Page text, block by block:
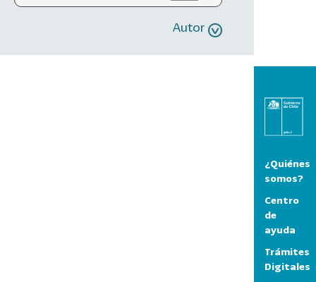
Autor
¿Quiénes
somos?
Centro
de
ayuda
Trámites
Digitales